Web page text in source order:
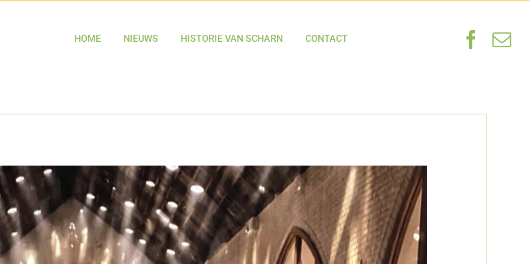
HOME NIEUWS HISTORIE VAN SCHARN CONTACT